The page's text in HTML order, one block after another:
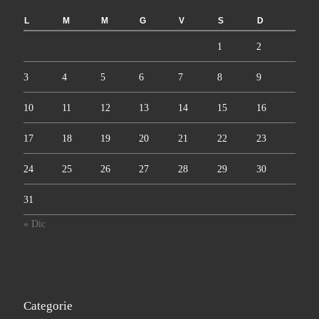
L M M G V S D
1 2
3 4 5 6 7 8 9
10 11 12 13 14 15 16
17 18 19 20 21 22 23
24 25 26 27 28 29 30
31
« Dic
Categorie